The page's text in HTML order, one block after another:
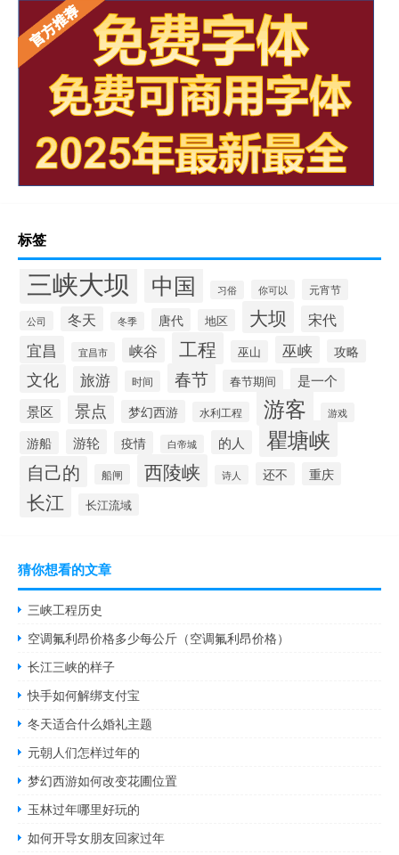
标签
三峡大坝 中国 习俗 你可以 元宵节
公司 冬天 冬季 唐代 地区 大坝 宋代
宜昌 宜昌市 峡谷 工程 巫山 巫峡 攻略
文化 旅游 时间 春节 春节期间
是一个
景区
景点 梦幻西游 水利工程 游客 游戏
游船 游轮 疫情 白帝城 的人 瞿塘峡
自己的 船闸 西陵峡 诗人 还不 重庆
长江 长江流域
猜你想看的文章
三峡工程历史
空调氟利昂价格多少每公斤（空调氟利昂价格）
长江三峡的样子
快手如何解绑支付宝
冬天适合什么婚礼主题
元朝人们怎样过年的
梦幻西游如何改变花圃位置
玉林过年哪里好玩的
如何开导女朋友回家过年